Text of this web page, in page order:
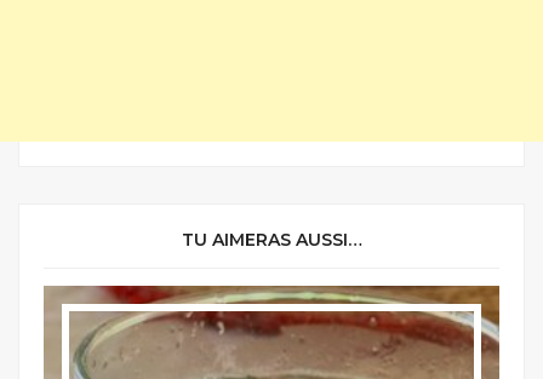
TU AIMERAS AUSSI…